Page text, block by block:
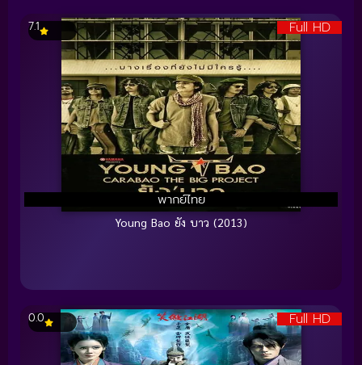
Full HD
พากย์ไทย
7.1
Young Bao ยัง บาว (2013)
Full HD
0.0